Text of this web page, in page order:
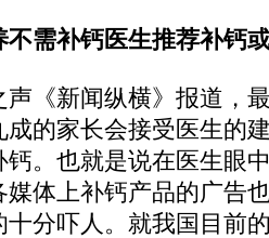
不需补钙医生推荐补钙
新闻纵横》报道，
的家长会接受医生的
钙。也就是说在医生眼
体上补钙产品的广告
分吓人。就我国目前